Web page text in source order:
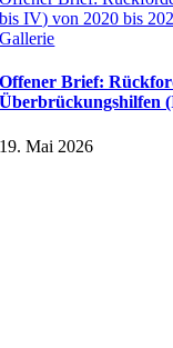
bis IV) von 2020 bis
Gallerie
Offener Brief:
Überbrückungshilfen
19. Mai 2026